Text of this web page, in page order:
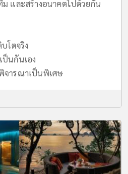
และสร้างอนาคตไปด้วยกัน
โตจริง
ป็นกันเอง
จารณาเป็นพิเศษ